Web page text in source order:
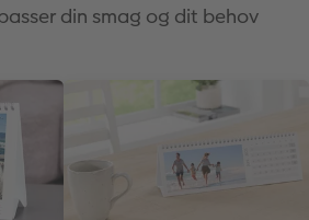
din smag og dit behov